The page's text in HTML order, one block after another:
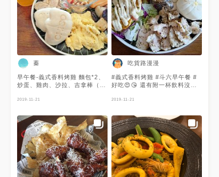
蓁
早午餐-義式香料烤雞 麵包*2、
炒蛋、雞肉、沙拉、吉拿棒（附
是綠茶 麵包有點像刈包但比較
膩 非常推薦♥ 推薦（滿星五
顆）：🌟🌟🌟🌟
2019-11-21
吃貨路漫漫
#義式香料烤雞 #斗六早午餐 #
好吃😍😘 還有附一杯飲料沒有
2019-11-21